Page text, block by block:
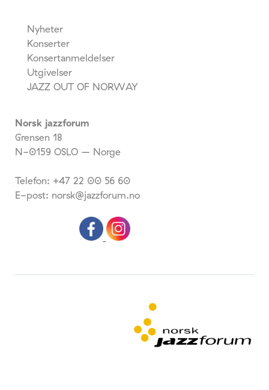
Nyheter
Konserter
Konsertanmeldelser
Utgivelser
JAZZ OUT OF NORWAY
Norsk jazzforum
Grensen 18
N-0159 OSLO – Norge
Telefon: +47 22 00 56 60
E-post: norsk@jazzforum.no